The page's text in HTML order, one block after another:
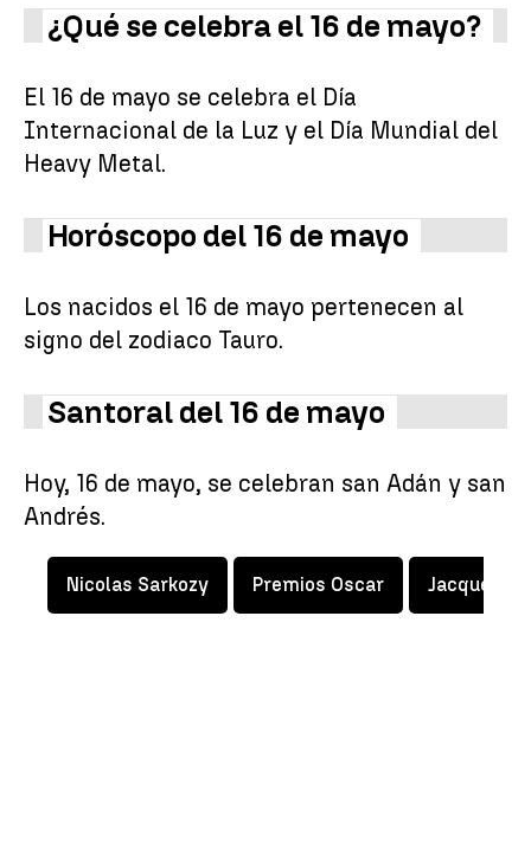
¿Qué se celebra el 16 de mayo?
El 16 de mayo se celebra el Día
Internacional de la Luz y el Día Mundial del
Heavy Metal.
Horóscopo del 16 de mayo
Los nacidos el 16 de mayo pertenecen al
signo del zodiaco Tauro.
Santoral del 16 de mayo
Hoy, 16 de mayo, se celebran san Adán y san
Andrés.
Nicolas Sarkozy Premios Oscar Jacques